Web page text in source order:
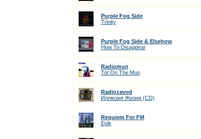
Purple Fog Side
Trinity
Purple Fog Side & Elsehow
How To Disappear
Radiomun
Tot On The Mun
Radiozavod
Иллюзия Жизни (CD)
Requiem For FM
Epik